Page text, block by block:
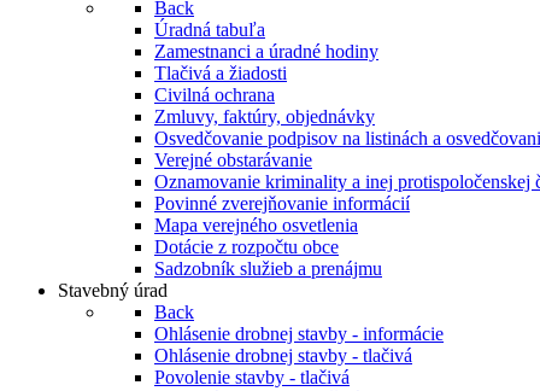
Back
Úradná tabuľa
Zamestnanci a úradné hodiny
Tlačivá a žiadosti
Civilná ochrana
Zmluvy, faktúry, objednávky
Osvedčovanie podpisov na listinách a
Verejné obstarávanie
Oznamovanie kriminality a inej protispoločenskej
Povinné zverejňovanie informácií
Mapa verejného osvetlenia
Dotácie z rozpočtu obce
Sadzobník služieb a prenájmu
Stavebný úrad
Back
Ohlásenie drobnej stavby - informácie
Ohlásenie drobnej stavby - tlačivá
Povolenie stavby - tlačivá